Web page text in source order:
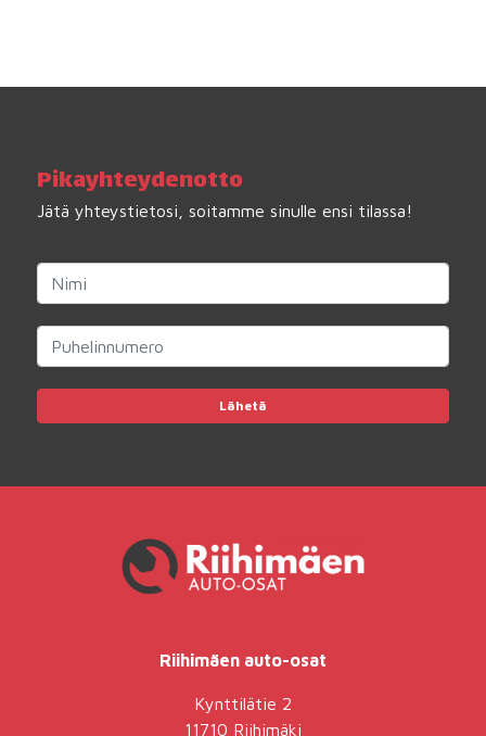
Pika­yhteydenotto
Jätä yhteystietosi, soitamme sinulle ensi tilassa!
Lähetä
Riihimäen auto-osat
Kynttilätie 2
11710 Riihimäki